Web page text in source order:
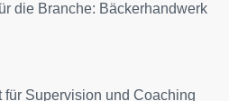
die Branche: Bäckerhandwerk
für Supervision und Coaching